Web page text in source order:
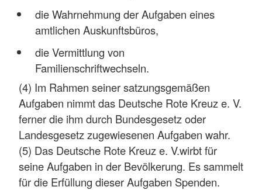
die Wahrnehmung der Aufgaben eines
amtlichen Auskunftsbüros,
die Vermittlung von
Familienschriftwechseln.
(4) Im Rahmen seiner satzungsgemäßen
Aufgaben nimmt das Deutsche Rote Kreuz e. V.
ferner die ihm durch Bundesgesetz oder
Landesgesetz zugewiesenen Aufgaben wahr.
(5) Das Deutsche Rote Kreuz e. V.wirbt für
seine Aufgaben in der Bevölkerung. Es sammelt
für die Erfüllung dieser Aufgaben Spenden.